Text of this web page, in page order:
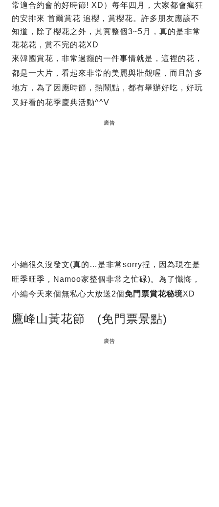
常適合約會的好時節! XD）每年四月，大家都會瘋狂
的安排來 首爾賞花 追櫻，賞櫻花。許多朋友應該不
知道，除了櫻花之外，其實整個3~5月，真的是非常
花花花，賞不完的花XD
來韓國賞花，非常過癮的一件事情就是，這裡的花，
都是一大片，看起來非常的美麗與壯觀喔，而且許多
地方，為了因應時節，熱鬧點，都有舉辦好吃，好玩
又好看的花季慶典活動^^V
廣告
小編很久沒發文(真的…是非常sorry捏，因為現在是
旺季旺季，Namoo家整個非常之忙碌)。為了懺悔，
小編今天來個無私心大放送2個免門票賞花秘境XD
鷹峰山黃花節 (免門票景點)
廣告